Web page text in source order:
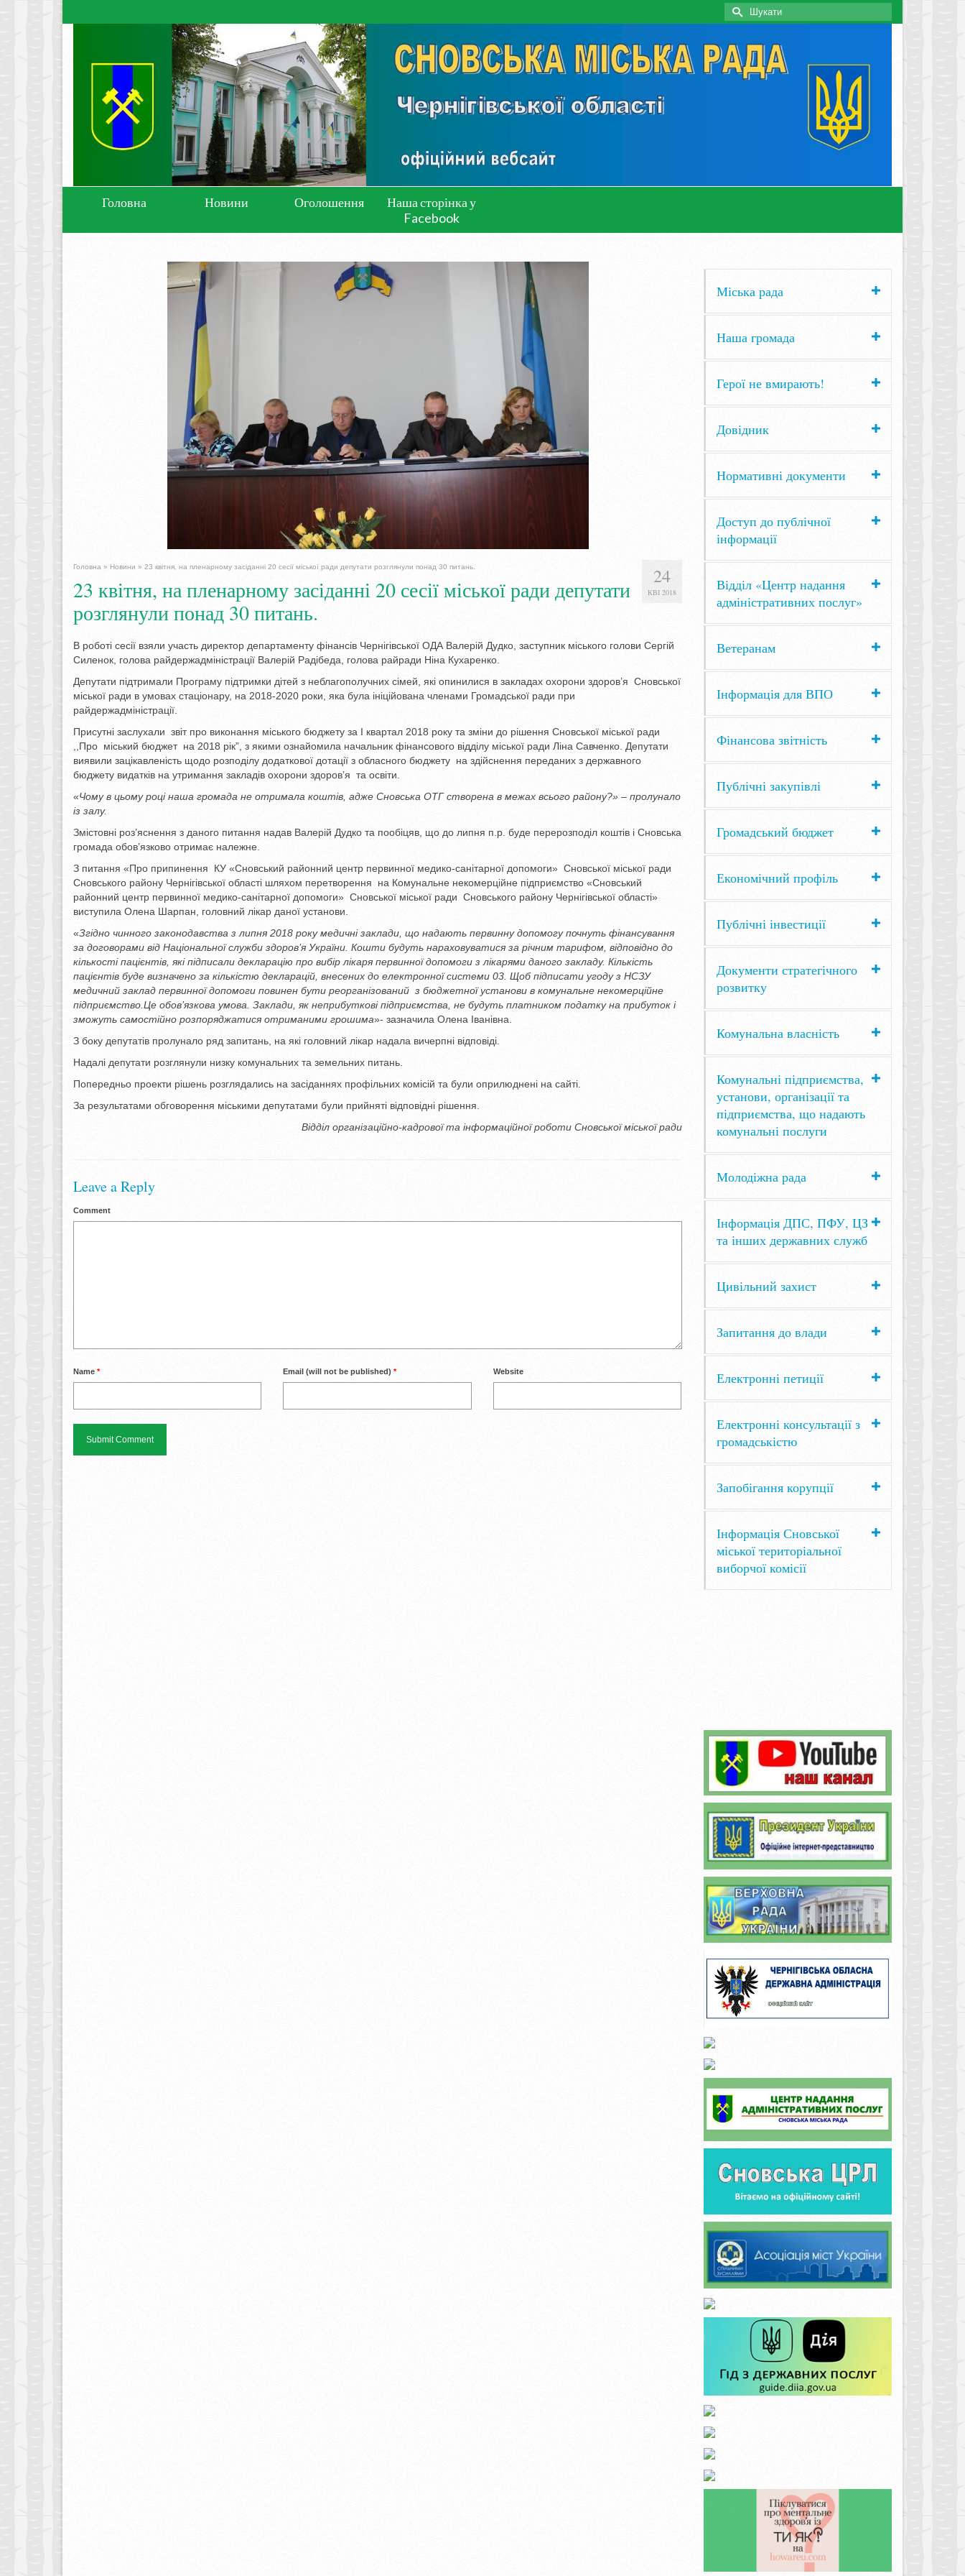
Search
for:
Головна Новини Оголошення
Наша сторінка у
Facebook
24
КВІ 2018
Головна » Новини » 23 квітня, на пленарному засіданні 20 сесії міської ради депутати розглянули понад 30 питань.
23 квітня, на пленарному засіданні 20 сесії міської ради депутати
розглянули понад 30 питань.
В роботі сесії взяли участь директор департаменту фінансів Чернігівської ОДА Валерій Дудко, заступник міського голови Сергій
Силенок, голова райдержадміністрації Валерій Радібеда, голова райради Ніна Кухаренко.
Депутати підтримали Програму підтримки дітей з неблагополучних сімей, які опинилися в закладах охорони здоров’я Сновської
міської ради в умовах стаціонару, на 2018-2020 роки, яка була ініційована членами Громадської ради при
райдержадміністрації.
Присутні заслухали звіт про виконання міського бюджету за І квартал 2018 року та зміни до рішення Сновської міської ради
,,Про міський бюджет на 2018 рік”, з якими ознайомила начальник фінансового відділу міської ради Ліна Савченко. Депутати
виявили зацікавленість щодо розподілу додаткової дотації з обласного бюджету на здійснення переданих з державного
бюджету видатків на утримання закладів охорони здоровʼя та освіти.
«Чому в цьому році наша громада не отримала коштів, адже Сновська ОТГ створена в межах всього району?» – пролунало
із залу.
Змістовні роз’яснення з даного питання надав Валерій Дудко та пообіцяв, що до липня п.р. буде перерозподіл коштів і Сновська
громада обов’язково отримає належне.
З питання «Про припинення КУ «Сновський районний центр первинної медико-санітарної допомоги» Сновської міської ради
Сновського району Чернігівської області шляхом перетворення на Комунальне некомерційне підприємство «Сновський
районний центр первинної медико-санітарної допомоги» Сновської міської ради Сновського району Чернігівської області»
виступила Олена Шарпан, головний лікар даної установи.
«Згідно чинного законодавства з липня 2018 року медичні заклади, що надають первинну допомогу почнуть фінансування
за договорами від Національної служби здоров’я України. Кошти будуть нараховуватися за річним тарифом, відповідно до
кількості пацієнтів, які підписали декларацію про вибір лікаря первинної допомоги з лікарями даного закладу. Кількість
пацієнтів буде визначено за кількістю декларацій, внесених до електронної системи 03. Щоб підписати угоду з НСЗУ
медичний заклад первинної допомоги повинен бути реорганізований з бюджетної установи в комунальне некомерційне
підприємство. Це обов’язкова умова. Заклади, як неприбуткові підприємства, не будуть платником податку на прибуток і
зможуть самостійно розпоряджатися отриманими грошима»- зазначила Олена Іванівна.
З боку депутатів пролунало ряд запитань, на які головний лікар надала вичерпні відповіді.
Надалі депутати розглянули низку комунальних та земельних питань.
Попередньо проекти рішень розглядались на засіданнях профільних комісій та були оприлюднені на сайті.
За результатами обговорення міськими депутатами були прийняті відповідні рішення.
Відділ організаційно-кадрової та інформаційної роботи Сновської міської ради
Leave a Reply
Comment
Name * Email (will not be published)* Website
Міська рада
Наша громада
Герої не вмирають!
Довідник
Нормативні документи
Доступ до публічної
інформації
Відділ «Центр надання
адміністративних послуг»
Ветеранам
Інформація для ВПО
Фінансова звітність
Публічні закупівлі
Громадський бюджет
Економічний профіль
Публічні інвестиції
Документи стратегічного
розвитку
Комунальна власність
Комунальні підприємства,
установи, організації та
підприємства, що надають
комунальні послуги
Молодіжна рада
Інформація ДПС, ПФУ, ЦЗ
та інших державних служб
Цивільний захист
Запитання до влади
Електронні петиції
Електронні консультації з
громадськістю
Запобігання корупції
Інформація Сновської
міської територіальної
виборчої комісії